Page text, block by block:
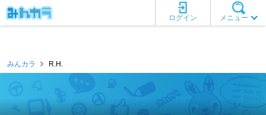
メニュー
ログイン
みんカラ R.H.